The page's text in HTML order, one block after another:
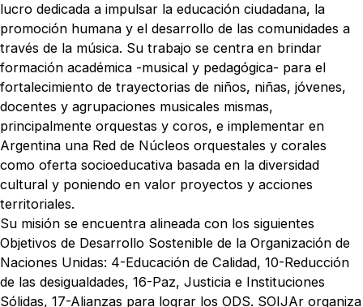
lucro dedicada a impulsar la educación ciudadana, la
promoción humana y el desarrollo de las comunidades a
través de la música. Su trabajo se centra en brindar
formación académica -musical y pedagógica- para el
fortalecimiento de trayectorias de niños, niñas, jóvenes,
docentes y agrupaciones musicales mismas,
principalmente orquestas y coros, e implementar en
Argentina una Red de Núcleos orquestales y corales
como oferta socioeducativa basada en la diversidad
cultural y poniendo en valor proyectos y acciones
territoriales.
Su misión se encuentra alineada con los siguientes
Objetivos de Desarrollo Sostenible de la Organización de
Naciones Unidas: 4-Educación de Calidad, 10-Reducción
de las desigualdades, 16-Paz, Justicia e Instituciones
Sólidas, 17-Alianzas para lograr los ODS. SOIJAr organiza